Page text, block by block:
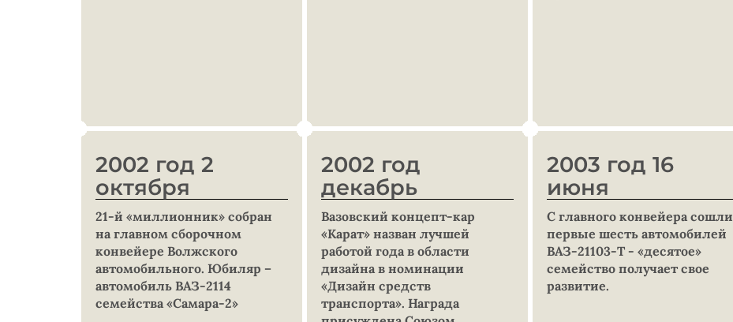
2002 год 2
октября
21-й «миллионник» собран
на главном сборочном
конвейере Волжского
автомобильного. Юбиляр –
автомобиль ВАЗ-2114
семейства «Самара-2»
2002 год
декабрь
Вазовский концепт-кар
«Карат» назван лучшей
работой года в области
дизайна в номинации
«Дизайн средств
транспорта». Награда
2003 год 16
июня
С главного конвейера сошли
первые шесть автомобилей
ВАЗ-21103-Т - «десятое»
семейство получает свое
развитие.